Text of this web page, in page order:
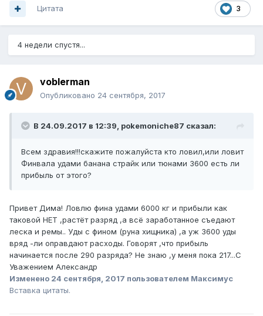
3
Цитата
4 недели спустя...
voblerman
Опубликовано 24 сентября, 2017
В 24.09.2017 в 12:39, pokemoniche87 сказал:
Всем здравия!!!скажите пожалуйста кто ловил,или ловит
Финвала удами банана страйк или тюнами 3600 есть ли
прибыль от этого?
Привет Дима! Ловлю фина удами 6000 кг и прибыли как
таковой НЕТ ,растёт разряд ,а всё заработанное съедают
леска и ремы.. Уды с фином (руна хищника) ,а уж 3600 уды
вряд -ли оправдают расходы. Говорят ,что прибыль
начинается после 290 разряда? Не знаю ,у меня пока 217...С
Уважением Александр
Изменено 24 сентября, 2017 пользователем Максимус
Вставка цитаты.